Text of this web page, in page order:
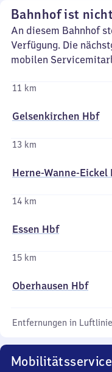
Bahnhof ist
An diesem Bahnhof
Verfügung. Die
mobilen
11 km
Gelsenkirchen Hbf
13 km
Herne-Wanne-Eickel
14 km
Essen Hbf
15 km
Oberhausen Hbf
Entfernungen in Luftlinie